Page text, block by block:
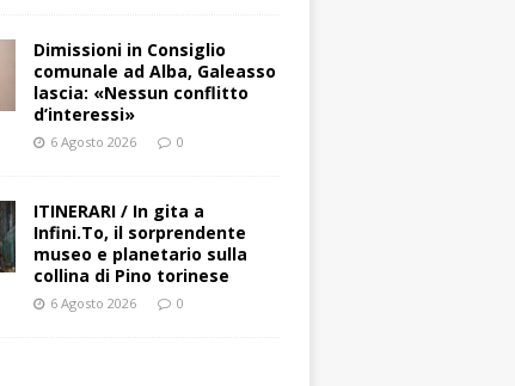
Dimissioni in Consiglio
comunale ad Alba, Galeasso
lascia: «Nessun conflitto
d’interessi»
6 Agosto 2026 0
ITINERARI / In gita a
Infini.To, il sorprendente
museo e planetario sulla
collina di Pino torinese
6 Agosto 2026 0